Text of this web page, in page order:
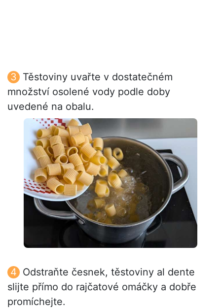
Těstoviny uvařte v dostatečném
množství osolené vody podle doby
uvedené na obalu.
Odstraňte česnek, těstoviny al dente
slijte přímo do rajčatové omáčky a dobře
promíchejte.